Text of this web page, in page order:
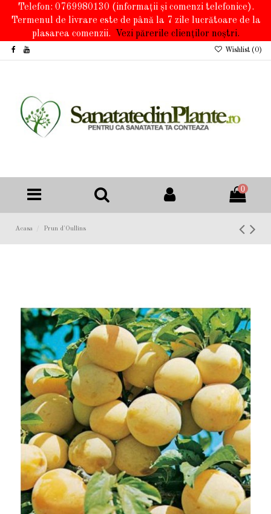
Telefon: 0769980130 (informații și comenzi telefonice).
Termenul de livrare este de până la 7 zile lucrătoare de la
plasarea comenzii.
Vezi părerile clienților noștri.
Wishlist (0)
0
Acasa Prun d'Oullins